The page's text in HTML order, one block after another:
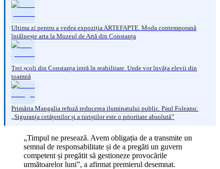
Ultima zi pentru a vedea expoziția ARTEFAPTE. Moda contemporană
întâlnește arta la Muzeul de Artă din Constanța
Trei școli din Constanța intră în reabilitare. Unde vor învăța elevii din
toamnă
Primăria Mangalia refuză reducerea iluminatului public. Paul Foleanu:
„Siguranța cetățenilor și a turiștilor este o prioritate absolută”
„Timpul ne presează. Avem obligația de a transmite un
semnal de responsabilitate și de a pregăti un guvern
competent și pregătit să gestioneze provocările
următoarelor luni”, a afirmat premierul desemnat.